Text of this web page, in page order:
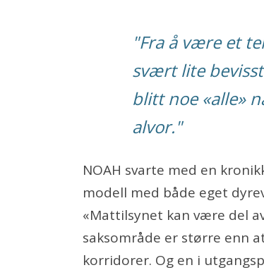
"Fra å være et
svært lite
blitt noe «alle»
alvor."
NOAH svarte med en
modell med både eget
«Mattilsynet kan være del
saksområde er større enn
korridorer. Og en i